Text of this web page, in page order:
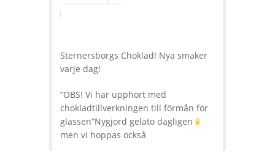
Sternersborgs Choklad! Nya smaker
varje dag!
”OBS! Vi har upphört med
chokladtillverkningen till förmån för
glassen”Nygjord gelato dagligen
men vi hoppas också